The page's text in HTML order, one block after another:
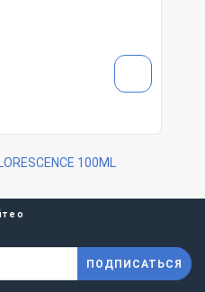
100ML
о
ПОДПИСАТЬСЯ